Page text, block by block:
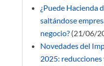
¿Puede Hacienda
saltándose
negocio?(21/06/
Novedades del
2025: